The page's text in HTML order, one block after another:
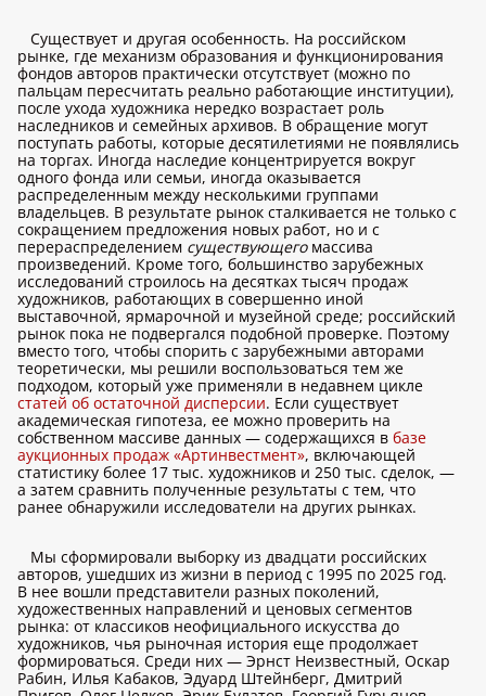
Существует и другая особенность. На российском
рынке, где механизм образования и функционирования
фондов авторов практически отсутствует (можно по
пальцам пересчитать реально работающие институции),
после ухода художника нередко возрастает роль
наследников и семейных архивов. В обращение могут
поступать работы, которые десятилетиями не появлялись
на торгах. Иногда наследие концентрируется вокруг
одного фонда или семьи, иногда оказывается
распределенным между несколькими группами
владельцев. В результате рынок сталкивается не только с
сокращением предложения новых работ, но и с
перераспределением существующегомассива
произведений. Кроме того, большинство зарубежных
исследований строилось на десятках тысяч продаж
художников, работающих в совершенно иной
выставочной, ярмарочной и музейной среде; российский
рынок пока не подвергался подобной проверке. Поэтому
вместо того, чтобы спорить с зарубежными авторами
теоретически, мы решили воспользоваться тем же
подходом, который уже применяли в недавнем цикле
статей об остаточной дисперсии. Если существует
академическая гипотеза, ее можно проверить на
собственном массиве данных — содержащихся в базе
аукционных продаж «Артинвестмент», включающей
статистику более 17 тыс. художников и 250 тыс. сделок, —
а затем сравнить полученные результаты с тем, что
ранее обнаружили исследователи на других рынках.
Мы сформировали выборку из двадцати российских
авторов, ушедших из жизни в период с 1995 по 2025 год.
В нее вошли представители разных поколений,
художественных направлений и ценовых сегментов
рынка: от классиков неофициального искусства до
художников, чья рыночная история еще продолжает
формироваться. Среди них — Эрнст Неизвестный, Оскар
Рабин, Илья Кабаков, Эдуард Штейнберг, Дмитрий